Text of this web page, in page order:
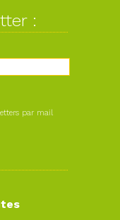
:
par mail